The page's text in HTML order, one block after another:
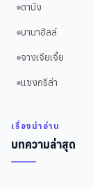
ดานัง
บานาฮิลล์
จางเจียเจี้ย
แซงกรีล่า
เรื่องน่าอ่าน
บทความล่าสุด